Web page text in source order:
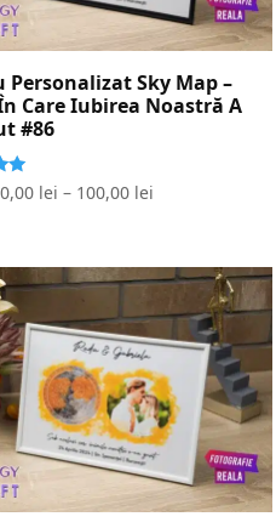
Personalizat Sky Map –
Care Iubirea Noastră A
#86
lei – 100,00 lei